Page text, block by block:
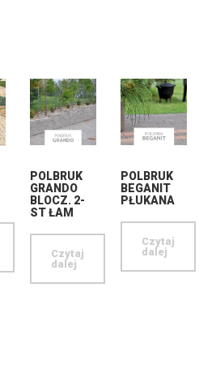
POLBRUK
GRANDO
BLOCZ. 2-
ST ŁAM
Czytaj
dalej
POLBRUK
BEGANIT
PŁUKANA
Czytaj
dalej